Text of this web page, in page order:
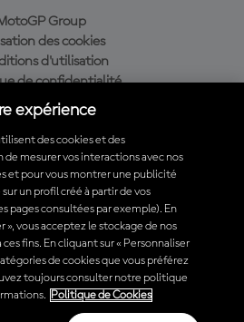
Group
des cookies
d'utilisation
de confidentialité
d’achat
officielle du MotoGP™
Group. Tous droits réservés.
sont la propriété de leurs détenteurs
expérience
des cookies et des
mesurer vos interactions avec nos
et pour vous montrer une publicité
sur un profil créé à partir de vos
pages consultées par exemple). En
», vous acceptez le stockage de nos
fins. En cliquant sur « Personnaliser
de cookies que vous préférez
toujours consulter notre politique
Politique de Cookies